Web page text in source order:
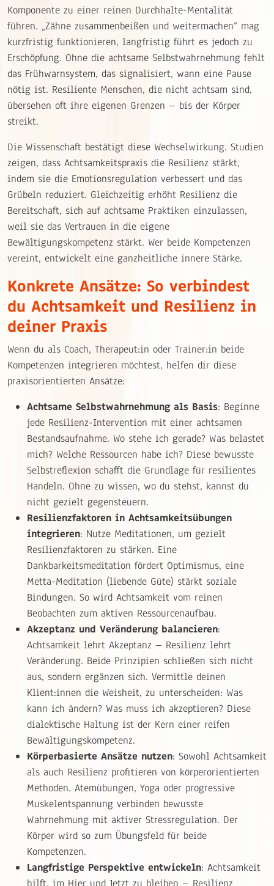
Komponente zu einer reinen Durchhalte-Mentalität
führen. „Zähne zusammenbeißen und weitermachen“ mag
kurzfristig funktionieren, langfristig führt es jedoch zu
Erschöpfung. Ohne die achtsame Selbstwahrnehmung fehlt
das Frühwarnsystem, das signalisiert, wann eine Pause
nötig ist. Resiliente Menschen, die nicht achtsam sind,
übersehen oft ihre eigenen Grenzen – bis der Körper
streikt.
Die Wissenschaft bestätigt diese Wechselwirkung. Studien
zeigen, dass Achtsamkeitspraxis die Resilienz stärkt,
indem sie die Emotionsregulation verbessert und das
Grübeln reduziert. Gleichzeitig erhöht Resilienz die
Bereitschaft, sich auf achtsame Praktiken einzulassen,
weil sie das Vertrauen in die eigene
Bewältigungskompetenz stärkt. Wer beide Kompetenzen
vereint, entwickelt eine ganzheitliche innere Stärke.
Konkrete Ansätze: So verbindest
du Achtsamkeit und Resilienz in
deiner Praxis
Wenn du als Coach, Therapeut:in oder Trainer:in beide
Kompetenzen integrieren möchtest, helfen dir diese
praxisorientierten Ansätze:
Achtsame Selbstwahrnehmung als Basis: Beginne
jede Resilienz-Intervention mit einer achtsamen
Bestandsaufnahme. Wo stehe ich gerade? Was belastet
mich? Welche Ressourcen habe ich? Diese bewusste
Selbstreflexion schafft die Grundlage für resilientes
Handeln. Ohne zu wissen, wo du stehst, kannst du
nicht gezielt gegensteuern.
Resilienzfaktoren in Achtsamkeitsübungen
integrieren: Nutze Meditationen, um gezielt
Resilienzfaktoren zu stärken. Eine
Dankbarkeitsmeditation fördert Optimismus, eine
Metta-Meditation (liebende Güte) stärkt soziale
Bindungen. So wird Achtsamkeit vom reinen
Beobachten zum aktiven Ressourcenaufbau.
Akzeptanz und Veränderung balancieren:
Achtsamkeit lehrt Akzeptanz – Resilienz lehrt
Veränderung. Beide Prinzipien schließen sich nicht
aus, sondern ergänzen sich. Vermittle deinen
Klient:innen die Weisheit, zu unterscheiden: Was
kann ich ändern? Was muss ich akzeptieren? Diese
dialektische Haltung ist der Kern einer reifen
Bewältigungskompetenz.
Körperbasierte Ansätze nutzen: Sowohl Achtsamkeit
als auch Resilienz profitieren von körperorientierten
Methoden. Atemübungen, Yoga oder progressive
Muskelentspannung verbinden bewusste
Wahrnehmung mit aktiver Stressregulation. Der
Körper wird so zum Übungsfeld für beide
Kompetenzen.
Langfristige Perspektive entwickeln: Achtsamkeit
hilft, im Hier und Jetzt zu bleiben – Resilienz